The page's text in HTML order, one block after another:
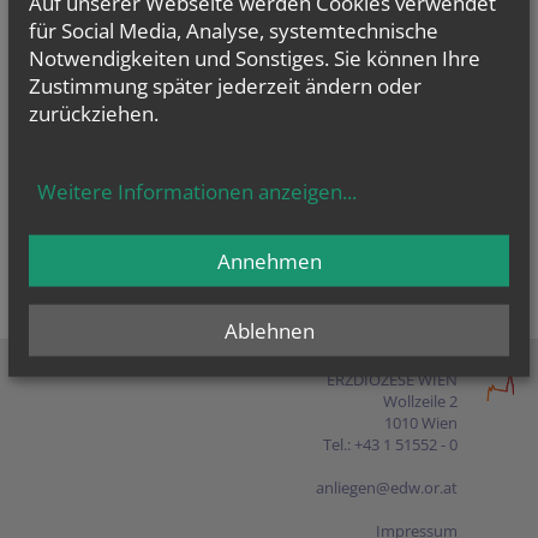
Presse
Shop
ERZDIÖZESE WIEN
Wollzeile 2
1010 Wien
Tel.: +43 1 51552 - 0
anliegen@edw.or.at
Impressum
für Social Media, Analyse, systemtechnische
Notwendigkeiten und Sonstiges. Sie können Ihre
Zustimmung später jederzeit ändern oder
zurückziehen.
Weitere Informationen anzeigen...
Ablehnen
Annehmen